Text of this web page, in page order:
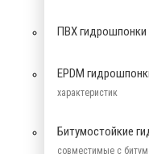
ПВХ гидрошпонки
EPDM
характеристик
Битумостойкие
совместимые с